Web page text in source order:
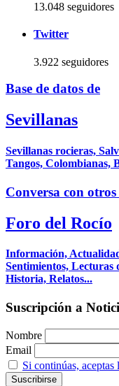
13.048 seguidores
Twitter
3.922 seguidores
Base de datos de
Sevillanas
Sevillanas rocieras,
Tangos, Colombianas,
Conversa con
Foro del Rocío
Información,
Sentimientos, Lecturas
Historia, Relatos...
Suscripción a
Nombre
Email
Si continúas,